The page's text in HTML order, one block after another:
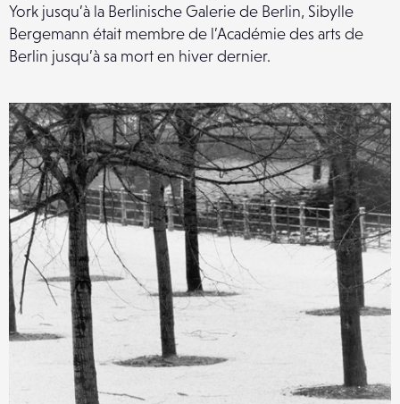
York jusqu’à la Berlinische Galerie de Berlin, Sibylle
Bergemann était membre de l’Académie des arts de
Berlin jusqu’à sa mort en hiver dernier.